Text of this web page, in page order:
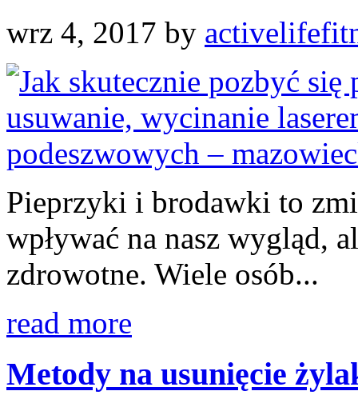
wrz 4, 2017 by
Pieprzyki i brodawki to
wpływać na nasz wygląd,
zdrowotne. Wiele osób...
read more
Metody na usunięcie